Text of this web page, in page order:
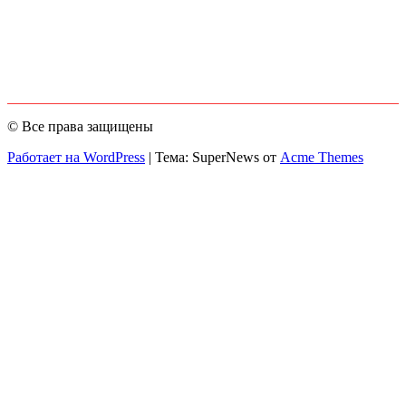
© Все права защищены
Работает на WordPress | Тема: SuperNews от Acme Themes